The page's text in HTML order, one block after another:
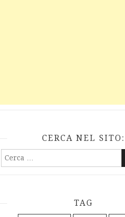
CERCA NEL SITO:
Ricerca
TAG